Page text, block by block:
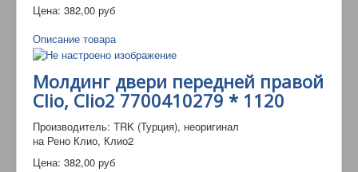
Цена: 382,00 руб
Описание товара
Молдинг двери передней правой
Clio, Clio2 7700410279 * 1120
Производитель: TRK (Турция), неоригинал
на Рено Клио, Клио2
Цена: 382,00 руб